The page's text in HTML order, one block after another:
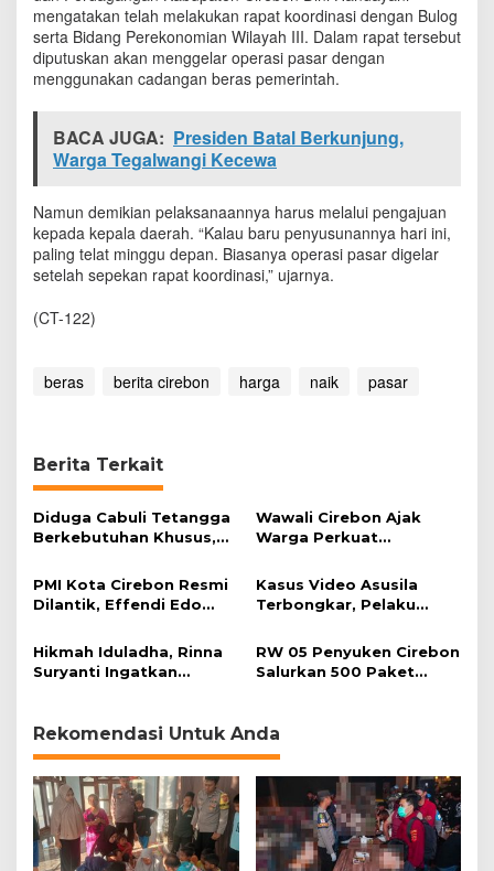
mengatakan telah melakukan rapat koordinasi dengan Bulog
serta Bidang Perekonomian Wilayah III. Dalam rapat tersebut
diputuskan akan menggelar operasi pasar dengan
menggunakan cadangan beras pemerintah.
BACA JUGA: Presiden Batal Berkunjung,
Warga Tegalwangi Kecewa
Namun demikian pelaksanaannya harus melalui pengajuan
kepada kepala daerah. “Kalau baru penyusunannya hari ini,
paling telat minggu depan. Biasanya operasi pasar digelar
setelah sepekan rapat koordinasi,” ujarnya.
(CT-122)
beras berita cirebon harga naik pasar
Berita Terkait
Diduga Cabuli Tetangga
Berkebutuhan Khusus,
Wawali Cirebon Ajak
Warga Perkuat
Momentum Harjad ke-
599
PMI Kota Cirebon Resmi
Dilantik, Effendi Edo
Bencana
Kasus Video Asusila
Terbongkar, Pelaku
Korban Baru
Hikmah Iduladha, Rinna
Suryanti Ingatkan
RW 05 Penyuken Cirebon
Salurkan 500 Paket
Rekomendasi Untuk Anda